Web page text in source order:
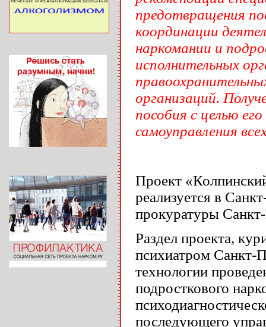
предотвращения
координации
наркомании и
исполнительных
организаций.
пособия с целью
самоуправления
Проект
реализуется в
прокуратуры
Раздел проекта,
психиатром Санкт-
технологии
подросткового
последующего